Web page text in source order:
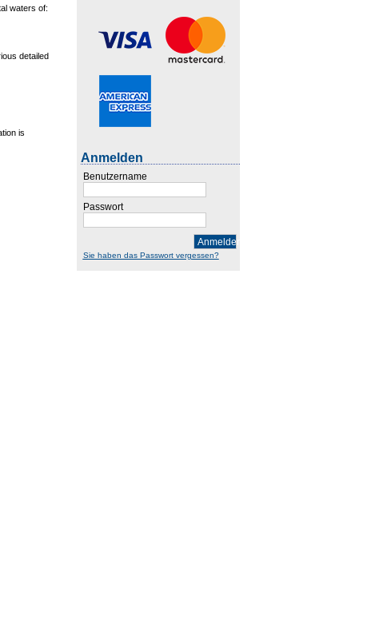
waters of:
detailed
is
Anmelden
Benutzername
Passwort
Anmelden
Sie haben das Passwort vergessen?